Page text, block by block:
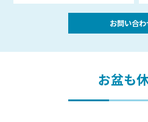
お問い合
お盆も